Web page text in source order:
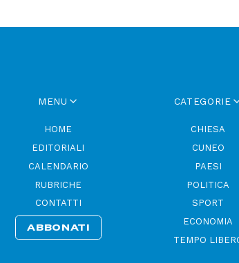
MENU
HOME
EDITORIALI
CALENDARIO
RUBRICHE
CONTATTI
ABBONATI
CATEGORIE
CHIESA
CUNEO
PAESI
POLITICA
SPORT
ECONOMIA
TEMPO